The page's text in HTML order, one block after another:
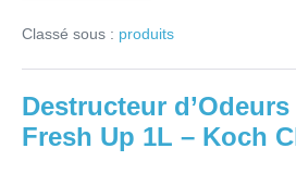
Classé sous : produits
Destructeur
Fresh Up 1L – Koch